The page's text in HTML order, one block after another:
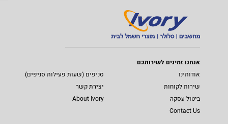
אנחנו זמינים לשירותכם
אודותינו
סניפים (שעות פעילות סניפים)
שירות לקוחות
יצירת קשר
ביטול עסקה
About Ivory
Contact Us